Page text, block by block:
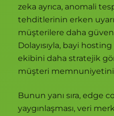
zeka ayrıca, anomali
tehditlerinin erken
müşterilere daha
Dolayısıyla, bayi
ekibini daha stratejik
müşteri memnuniyetini
Bunun yanı sıra, edge
yaygınlaşması, veri